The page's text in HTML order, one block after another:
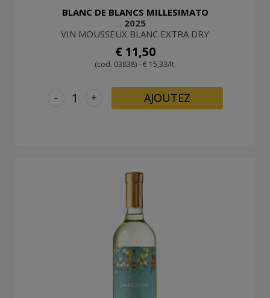
BLANC DE BLANCS MILLESIMATO
2025
VIN MOUSSEUX BLANC EXTRA DRY
€ 11,50
(cod. 03838) - € 15,33/lt.
+
- AJOUTEZ